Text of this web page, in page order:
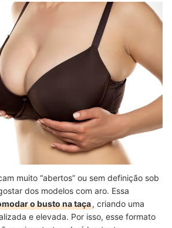
muito “abertos” ou sem definição sob
dos modelos com aro. Essa
o busto na taça, criando uma
e elevada. Por isso, esse formato